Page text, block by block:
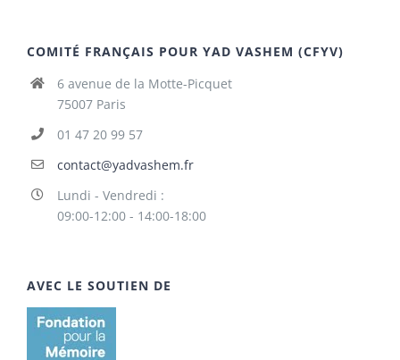
COMITÉ FRANÇAIS POUR YAD VASHEM (CFYV)
6 avenue de la Motte-Picquet
75007 Paris
01 47 20 99 57
contact@yadvashem.fr
Lundi - Vendredi :
09:00-12:00 - 14:00-18:00
AVEC LE SOUTIEN DE